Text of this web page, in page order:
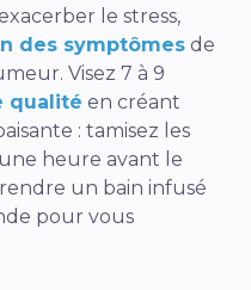
le stress,
des symptômes de
Visez 7 à 9
qualité en créant
: tamisez les
heure avant le
un bain infusé
pour vous